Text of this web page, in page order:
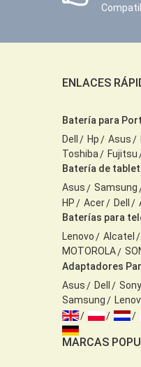
ENLACES
Batería para
Dell
Hp Asus
Toshiba
Fujitsu
Batería de tablet
Asus
Samsung
HP
Acer Dell
Baterías para
Lenovo
Alcatel
MOTOROLA
Adaptadores
Asus
Dell Sony
Samsung
MARCAS